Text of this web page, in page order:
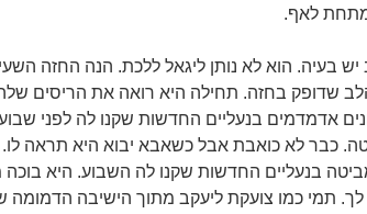
לאף.
יש בעיה. הוא לא נותן ליגאל ללכת. הנה החזה
שדופק בחזה. תחילה היא רואה את הריסים
אדמדמים בנעליים החדשות שקנו לה לפני
כבר לא כואבת אבל כשאבא יבוא היא תראה
בנעליים החדשות שקנו לה השבוע. היא
לך. תמי כמו צועקת ליעקב מתוך הישיבה